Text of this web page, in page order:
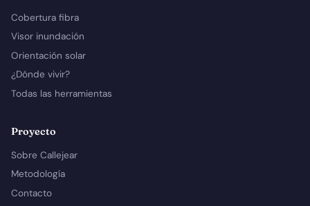
Cobertura fibra
Visor inundación
Orientación solar
¿Dónde vivir?
Todas las herramientas
Proyecto
Sobre Callejear
Metodología
Contacto